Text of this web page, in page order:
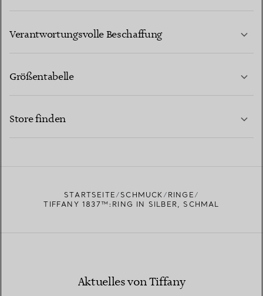
Verantwortungsvolle Beschaffung
Größentabelle
Store finden
STARTSEITE SCHMUCK
RINGE
TIFFANY 1837™:RING IN SILBER, SCHMAL
Aktuelles von Tiffany